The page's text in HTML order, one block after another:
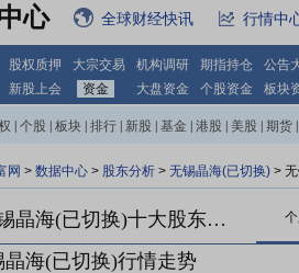
心 全球财经快讯 行情中
股权质押 大宗交易 机构调研 期指持仓
公告
新股上会 资金 大盘资金 个股资金 板块
个股 板块 排行 新股 基金 港股 美股 期货
网 > 数据中心 > 股东分析 > 无锡晶海(已切换) >
无锡晶海(已切换)十大股东一览
晶海(已切换)行情走势